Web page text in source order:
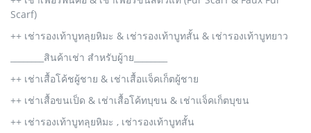
Scarf)
++ เช่ารองเท้าบูทลุยหิมะ & เช่ารองเท้าบูทสั้น & เช่ารองเท้าบูทยาว
________สินค้าเช่า สำหรับผู้าย________
++ เช่าเสื้อโค้ชผู้ชาย & เช่าเสื้อแจ็คเก็ตผู้ชาย
++ เช่าเสื้อขนเป็ด & เช่าเสื้อโค้ทบุขน & เช่าแจ็คเก็ตบุขน
++ เช่ารองเท้าบูทลุยหิมะ , เช่ารองเท้าบูทสั้น